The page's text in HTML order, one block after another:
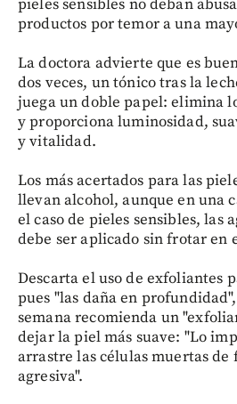
pieles sensibles no deban
productos por temor a una
La doctora advierte que es
dos veces, un tónico tras la
juega un doble papel: elimina
y proporciona luminosidad,
y vitalidad.
Los más acertados para las
llevan alcohol, aunque en una
el caso de pieles sensibles, las
debe ser aplicado sin frotar en
Descarta el uso de exfoliantes
pues "las daña en
semana recomienda un
dejar la piel más suave: "Lo
arrastre las células muertas
agresiva".